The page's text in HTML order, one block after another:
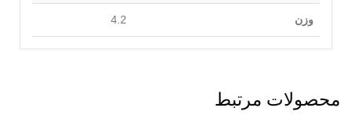
وزن 4.2
محصولات مرتبط